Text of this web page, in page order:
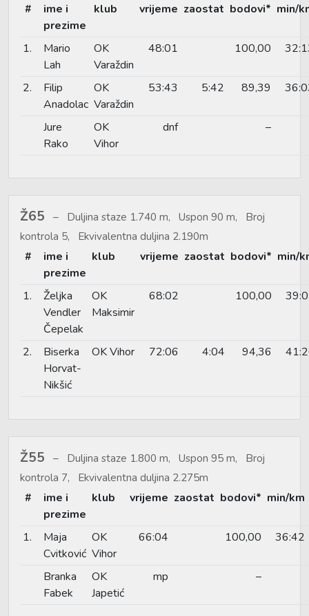
#
ime i
prezime
klub vrijeme zaostat bodovi* min/
1.
Mario
Lah
OK
Varaždin
48:01 100,00
2.
Filip
Anadolac
OK
Varaždin
53:43 5:42 89,39
Jure
Rako
OK
Vihor
dnf –
Ž65
Duljina staze 1.740 m, Uspon 90 m, Broj
kontrola 5, Ekvivalentna duljina 2.190m
#
ime i
prezime
klub vrijeme zaostat bodovi* min/
1.
Željka
Vendler
Čepelak
OK
Maksimir
68:02 100,00
2.
Biserka
Horvat-
Nikšić
OK Vihor 72:06 4:04 94,36
Ž55
Duljina staze 1.800 m, Uspon 95 m, Broj
kontrola 7, Ekvivalentna duljina 2.275m
#
ime i
prezime
klub vrijeme zaostat bodovi* min/km
1.
Maja
Cvitković
OK
Vihor
66:04 100,00 36:42
Branka
Fabek
OK
Japetić
mp –